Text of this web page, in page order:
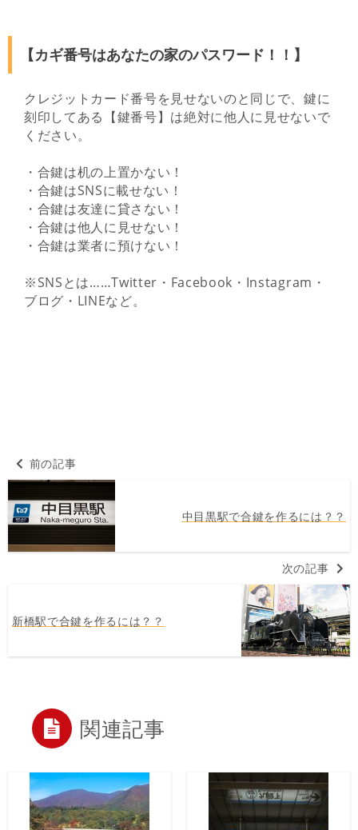
【カギ番号はあなたの家のパスワード！！】
クレジットカード番号を見せないのと同じで、鍵に
刻印してある【鍵番号】は絶対に他人に見せないで
ください。
・合鍵は机の上置かない！
・合鍵はSNSに載せない！
・合鍵は友達に貸さない！
・合鍵は他人に見せない！
・合鍵は業者に預けない！
※SNSとは……Twitter・Facebook・Instagram・
ブログ・LINEなど。
前の記事
中目黒駅で合鍵を作るには？？
次の記事
新橋駅で合鍵を作るには？？
関連記事